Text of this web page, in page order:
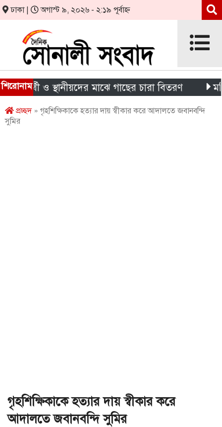
ঢাকা | অগাস্ট ৯, ২০২৬ - ২:১৯ পূর্বাহ্ন
শিরোনামও স্থানীয়দের মাঝে গাছের চারা বিতরণ
প্রচ্ছদ» গৃহশিক্ষিকাকে হত্যার দায় স্বীকার করে আদালতে জবানবন্দি
সুমির
গৃহশিক্ষিকাকে হত্যার দায় স্বীকার করে
আদালতে জবানবন্দি সুমির